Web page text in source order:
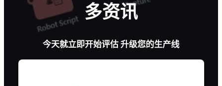
多资讯
今天就立即开始评估 升级您的生产线